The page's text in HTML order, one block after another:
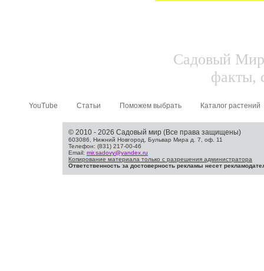
Садовый
факты,
YouTube Статьи Поможем выбрать Каталог растений
© 2010 - 2026 Садовый мир (Все права защищены)
603086, Нижний Новгород, Бульвар Мира д. 7, оф. 11
Телефон: (831) 217-00-46
Email: mir.sadovy@yandex.ru
Копирование материала только с разрешения администратора
Ответственность за достоверность рекламы несет